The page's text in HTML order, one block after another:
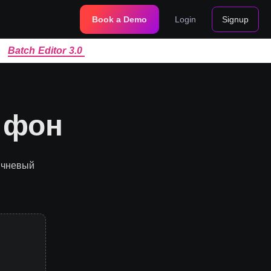
Book a Demo Login Signup
Batch Editor 3.0
фон